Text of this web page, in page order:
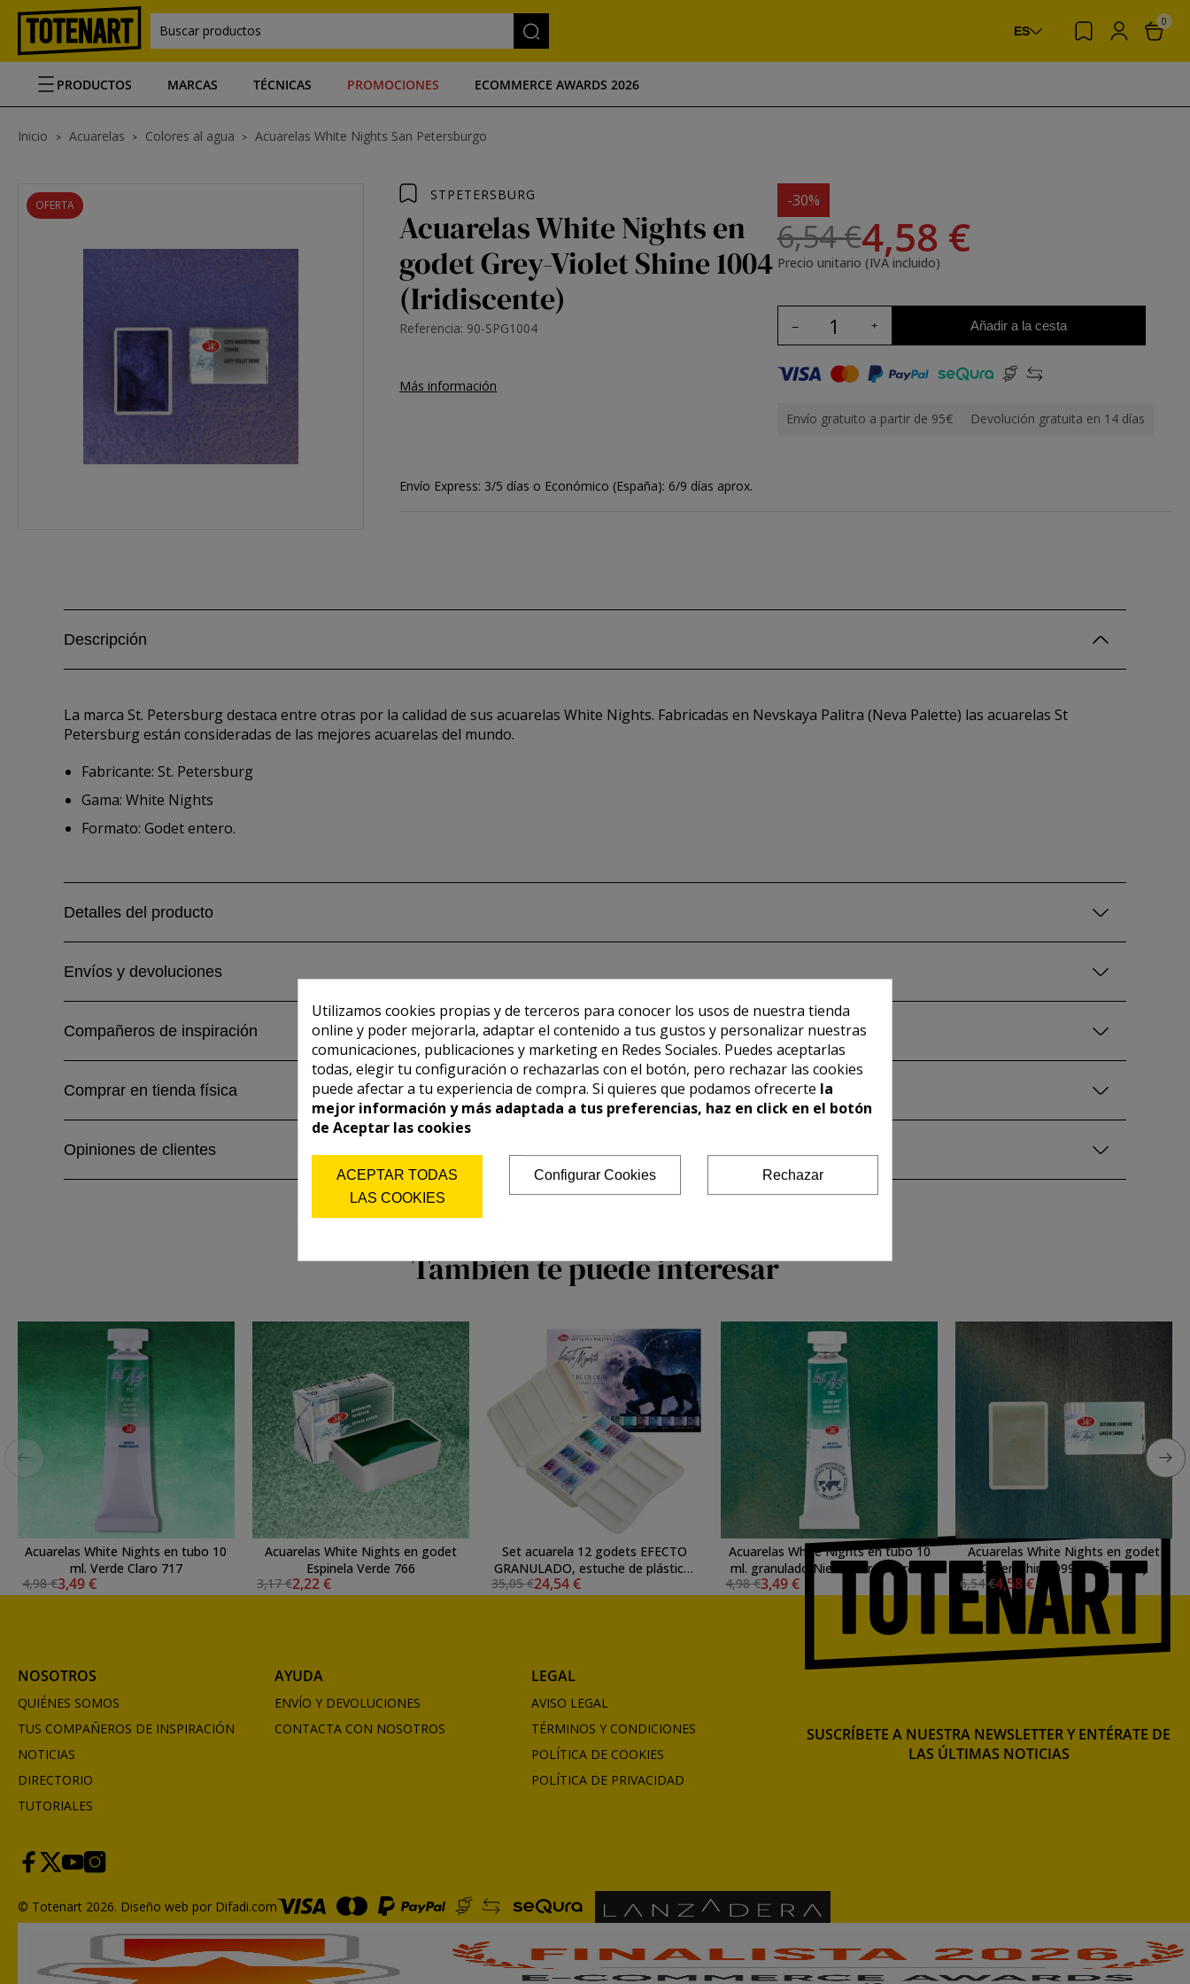
Buscar productos ES
0
PRODUCTOS MARCAS TÉCNICAS PROMOCIONES ECOMMERCE AWARDS 2026
Inicio Acuarelas Colores al agua Acuarelas White Nights San Petersburgo
OFERTA
STPETERSBURG
Acuarelas White Nights en
godet Grey-Violet Shine 1004
(Iridiscente)
Referencia: 90-SPG1004
Más información
-30%
6,54 €4,58 €
Precio unitario (IVA incluido)
Añadir a la cesta
Envío gratuito a partir de 95€ Devolución gratuita en 14 días
Envío Express: 3/5 días o Económico (España): 6/9 días aprox.
Descripción
La marca St. Petersburg destaca entre otras por la calidad de sus acuarelas White Nights. Fabricadas en Nevskaya Palitra (Neva Palette) las acuarelas St
Petersburg están consideradas de las mejores acuarelas del mundo.
Fabricante: St. Petersburg
Gama: White Nights
Formato: Godet entero.
Detalles del producto
Envíos y devoluciones
Compañeros de inspiración
Comprar en tienda física
Opiniones de clientes
También te puede interesar
Acuarelas White Nights en tubo 10
ml. Verde Claro 717
4,98 €3,49 €
Acuarelas White Nights en godet
Espinela Verde 766
3,17 €2,22 €
Set acuarela 12 godets EFECTO
GRANULADO, estuche de plástico,
White Nights
35,05 €24,54 €
Acuarelas White Nights en tubo 10
ml. granulado Niebla Verde (Green
4,98 €3,49 €
Acuarelas White Nights en godet
Green Shine 999 (Iridiscente)
6,54 €4,58 €
NOSOTROS
QUIÉNES SOMOS
TUS COMPAÑEROS DE INSPIRACIÓN
NOTICIAS
DIRECTORIO
TUTORIALES
AYUDA
ENVÍO Y DEVOLUCIONES
CONTACTA CON NOSOTROS
LEGAL
AVISO LEGAL
TÉRMINOS Y CONDICIONES
POLÍTICA DE COOKIES
POLÍTICA DE PRIVACIDAD
SUSCRÍBETE A NUESTRA NEWSLETTER Y ENTÉRATE DE
LAS ÚLTIMAS NOTICIAS
© Totenart 2026. Diseño web por Difadi.com
Utilizamos cookies propias y de terceros para conocer los usos de nuestra tienda
online y poder mejorarla, adaptar el contenido a tus gustos y personalizar nuestras
comunicaciones, publicaciones y marketing en Redes Sociales. Puedes aceptarlas
todas, elegir tu configuración o rechazarlas con el botón, pero rechazar las cookies
puede afectar a tu experiencia de compra. Si quieres que podamos ofrecerte la
mejor información y más adaptada a tus preferencias, haz en click en el botón
de Aceptar las cookies
ACEPTAR TODAS
LAS COOKIES
Configurar Cookies Rechazar